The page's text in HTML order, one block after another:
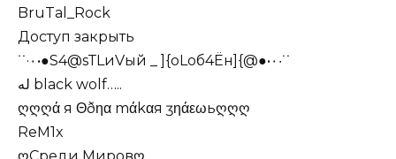
BruTal_Rock
Доступ закрыть
˙˙·٠•●S4@sТLиVый _ ]{оLоб4Ён]{@●•٠·˙˙
له black wolf…..
ღღღά я Θðηα mάkαя ʒηάεωьღღღ
ReM1x